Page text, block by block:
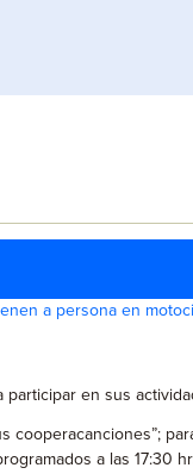
a persona en
participar en sus
a las 17:30